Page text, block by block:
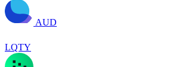
AUD
LQTY